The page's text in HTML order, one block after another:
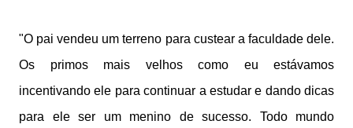
"O pai vendeu um terreno para custear a faculdade dele.
Os primos mais velhos como eu estávamos
incentivando ele para continuar a estudar e dando dicas
para ele ser um menino de sucesso. Todo mundo